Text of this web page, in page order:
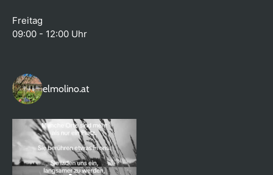
Freitag
09:00 - 12:00 Uhr
elmolino.at